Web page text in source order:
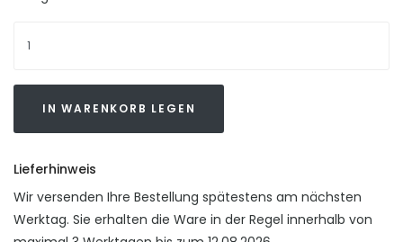
IN WARENKORB LEGEN
Lieferhinweis
Wir versenden Ihre Bestellung spätestens am nächsten
Werktag. Sie erhalten die Ware in der Regel innerhalb von